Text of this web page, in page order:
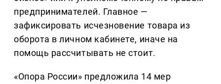
предпринимателей. Главное —
зафиксировать исчезновение товара из
оборота в личном кабинете, иначе на
помощь рассчитывать не стоит.
«Опора России» предложила 14 мер